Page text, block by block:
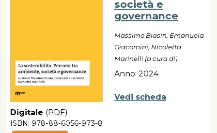
società e
governance
Massimo Biasin, Emanuela
Giacomini, Nicoletta
Marinelli (a cura di)
Anno: 2024
Vedi scheda
Digitale (PDF)
ISBN: 978-88-6056-973-8